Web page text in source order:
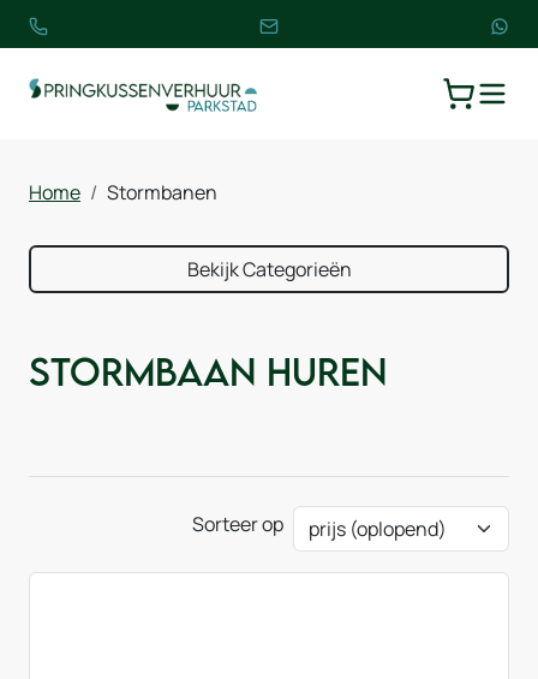
Home Stormbanen
Bekijk Categorieën
Stormbaan huren
Sorteer op